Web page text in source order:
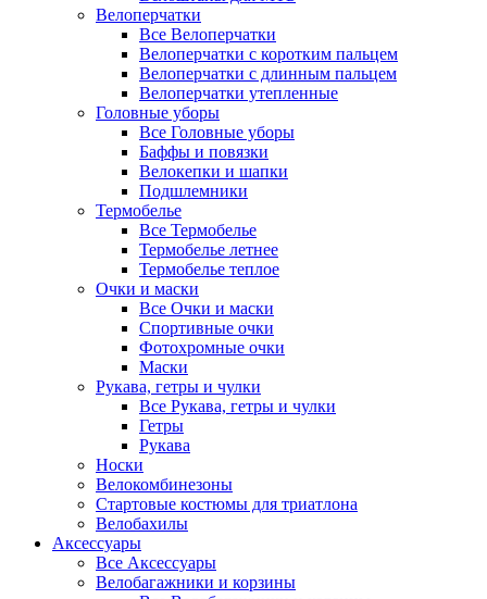
Велоперчатки
Все Велоперчатки
Велоперчатки с коротким пальцем
Велоперчатки с длинным пальцем
Велоперчатки утепленные
Головные уборы
Все Головные уборы
Баффы и повязки
Велокепки и шапки
Подшлемники
Термобелье
Все Термобелье
Термобелье летнее
Термобелье теплое
Очки и маски
Все Очки и маски
Спортивные очки
Фотохромные очки
Маски
Рукава, гетры и чулки
Все Рукава, гетры и чулки
Гетры
Рукава
Носки
Велокомбинезоны
Стартовые костюмы для триатлона
Велобахилы
Аксессуары
Все Аксессуары
Велобагажники и корзины